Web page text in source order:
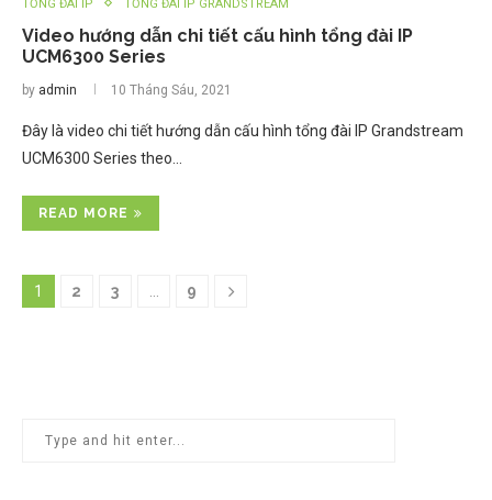
TỔNG ĐÀI IP TỔNG ĐÀI IP GRANDSTREAM
Video hướng dẫn chi tiết cấu hình tổng đài IP
UCM6300 Series
by admin 10 Tháng Sáu, 2021
Đây là video chi tiết hướng dẫn cấu hình tổng đài IP Grandstream
UCM6300 Series theo…
READ MORE
1 2 3 9